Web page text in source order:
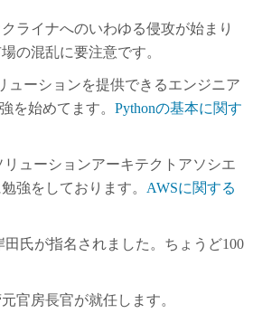
ライナへのいわゆる侵攻が始まり
の混乱に要注意です。
ューションを提供できるエンジニア
を始めてます。 Pythonの基本に関す
リューションアーキテクトアソシエ
強をしております。 AWSに関する
田氏が指名されました。ちょうど100
官房長官が就任します。